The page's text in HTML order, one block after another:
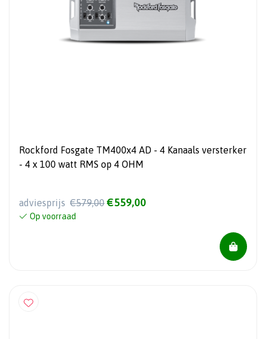
Rockford Fosgate TM400x4 AD - 4 Kanaals versterker
- 4 x 100 watt RMS op 4 OHM
adviesprijs €579,00 €559,00
Op voorraad